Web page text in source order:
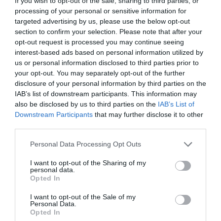
processing of your personal or sensitive information for
targeted advertising by us, please use the below opt-out
section to confirm your selection. Please note that after your
opt-out request is processed you may continue seeing
interest-based ads based on personal information utilized by
us or personal information disclosed to third parties prior to
your opt-out. You may separately opt-out of the further
disclosure of your personal information by third parties on the
IAB’s list of downstream participants. This information may
also be disclosed by us to third parties on the IAB’s List of
Downstream Participants that may further disclose it to other
Please note that this website/app uses one or more Google
not limited to your visit or usage behaviour. You may click to
grant or deny consent to Google and its third-party tags to
use your data for below specified purposes in below Google
consent section.
Personal Data Processing Opt Outs
I want to opt-out of the Sharing of my
personal data.
Opted In
I want to opt-out of the Sale of my
Personal Data.
Opted In
Hozzávalók (kb. 1 csészéhez):
1 nagy tojás
1 evőkanál frissen facsart citromlé (kb. fél
citromból)
1 teáskanál dijoni mustár
1 közepes gerezd fokhagyma, finomra reszelve
(opcionális)
240 ml semleges ízű olaj (pl. napraforgóolaj)
Elkészítés:
Tegyük a tojást, a citromlevet és a mustárt egy
magas, szűk pohár vagy befőttesüveg aljára. Ha
szeretnénk, adjuk hozzá a reszelt fokhagymát is.
Öntsük rá az olajat, majd várjunk kb. 15
másodpercet, hogy a rétegek elváljanak egymástól.